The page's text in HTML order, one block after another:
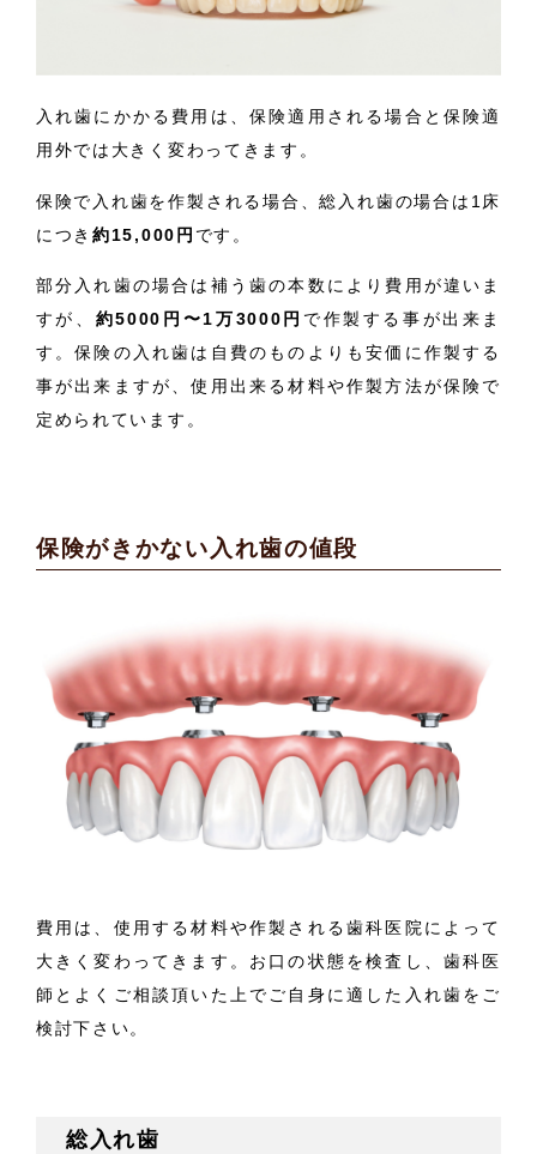
入れ歯にかかる費用は、保険適用される場合と保険適
用外では大きく変わってきます。
保険で入れ歯を作製される場合、総入れ歯の場合は1床
につき 約15,000円 です。
部分入れ歯の場合は補う歯の本数により費用が違いま
すが、 約5000円〜1万3000円 で作製する事が出来ま
す。保険の入れ歯は自費のものよりも安価に作製する
事が出来ますが、使用出来る材料や作製方法が保険で
定められています。
保険がきかない入れ歯の値段
費用は、使用する材料や作製される歯科医院によって
大きく変わってきます。お口の状態を検査し、歯科医
師とよくご相談頂いた上でご自身に適した入れ歯をご
検討下さい。
総入れ歯